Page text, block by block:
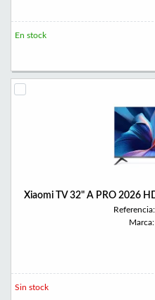
En stock
Xiaomi TV 32" A PRO 2026
Sin stock